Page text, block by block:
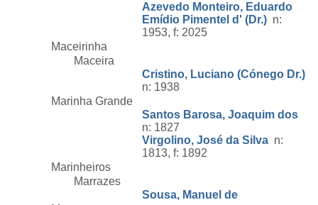
Azevedo Monteiro, Eduardo
Emídio Pimentel d' (Dr.) n:
1953, f: 2025
Maceirinha
Maceira
Cristino, Luciano (Cónego Dr.)
n: 1938
Marinha Grande
Santos Barosa, Joaquim dos
n: 1827
Virgolino, José da Silva n:
1813, f: 1892
Marinheiros
Marrazes
Sousa, Manuel de